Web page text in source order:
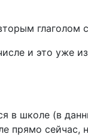
глаголом
и это уже
в школе (в
прямо сейчас,